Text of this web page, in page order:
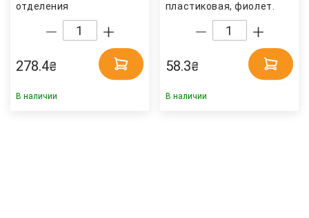
отделения
металлическая, желт.
278.4₴
В наличии
пластиковая, фиолет.
58.3₴
В наличии